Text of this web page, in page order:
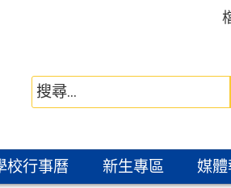
校行事曆 新生專區 媒